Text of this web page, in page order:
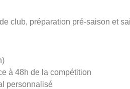
club, préparation pré-saison et
à 48h de la compétition
personnalisé